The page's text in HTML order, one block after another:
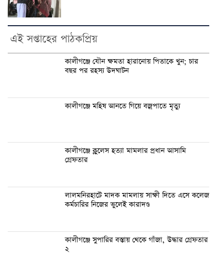
এই সপ্তাহের পাঠকপ্রিয়
কালীগঞ্জে যৌন ক্ষমতা হারানোয় পিতাকে খুন; চার
বছর পর রহস্য উদঘাটন
কালীগঞ্জে মহিষ আনতে গিয়ে বজ্রপাতে মৃত্যু
কালীগঞ্জে ক্লুলেস হত্যা মামলার প্রধান আসামি
গ্রেফতার
লালমনিরহাটে মাদক মামলায় সাক্ষী দিতে এসে কলেজ
কর্মচারির নিজের ভুলেই কারাদণ্ড
কালীগঞ্জে সুপারির বস্তায় থেকে গাঁজা, উদ্ধার গ্রেফতার
২